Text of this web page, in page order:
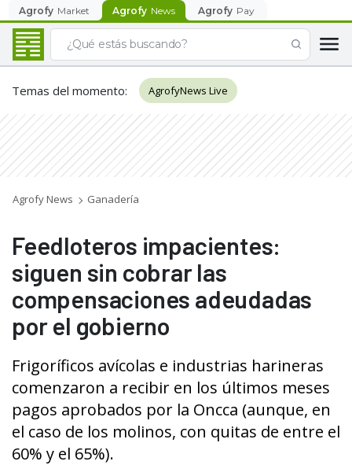
Agrofy Market Agrofy News Agrofy Pay
Temas del momento: AgrofyNews Live
Agrofy News Ganadería
Feedloteros impacientes:
siguen sin cobrar las
compensaciones adeudadas
por el gobierno
Frigoríficos avícolas e industrias harineras
comenzaron a recibir en los últimos meses
pagos aprobados por la Oncca (aunque, en
el caso de los molinos, con quitas de entre el
60% y el 65%).